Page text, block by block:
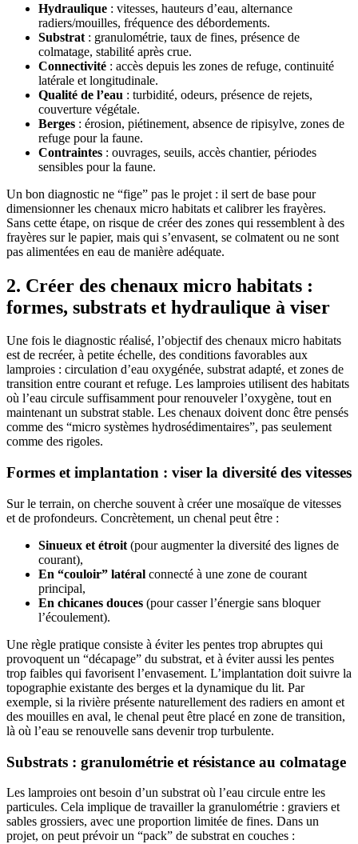
Hydraulique : vitesses, hauteurs d’eau, alternance
radiers/mouilles, fréquence des débordements.
Substrat : granulométrie, taux de fines, présence de
colmatage, stabilité après crue.
Connectivité : accès depuis les zones de refuge, continuité
latérale et longitudinale.
Qualité de l’eau : turbidité, odeurs, présence de rejets,
couverture végétale.
Berges : érosion, piétinement, absence de ripisylve, zones de
refuge pour la faune.
Contraintes : ouvrages, seuils, accès chantier, périodes
sensibles pour la faune.
Un bon diagnostic ne “fige” pas le projet : il sert de base pour
dimensionner les chenaux micro habitats et calibrer les frayères.
Sans cette étape, on risque de créer des zones qui ressemblent à des
frayères sur le papier, mais qui s’envasent, se colmatent ou ne sont
pas alimentées en eau de manière adéquate.
2. Créer des chenaux micro habitats :
formes, substrats et hydraulique à viser
Une fois le diagnostic réalisé, l’objectif des chenaux micro habitats
est de recréer, à petite échelle, des conditions favorables aux
lamproies : circulation d’eau oxygénée, substrat adapté, et zones de
transition entre courant et refuge. Les lamproies utilisent des habitats
où l’eau circule suffisamment pour renouveler l’oxygène, tout en
maintenant un substrat stable. Les chenaux doivent donc être pensés
comme des “micro systèmes hydrosédimentaires”, pas seulement
comme des rigoles.
Formes et implantation : viser la diversité des vitesses
Sur le terrain, on cherche souvent à créer une mosaïque de vitesses
et de profondeurs. Concrètement, un chenal peut être :
Sinueux et étroit (pour augmenter la diversité des lignes de
courant),
En “couloir” latéral connecté à une zone de courant
principal,
En chicanes douces (pour casser l’énergie sans bloquer
l’écoulement).
Une règle pratique consiste à éviter les pentes trop abruptes qui
provoquent un “décapage” du substrat, et à éviter aussi les pentes
trop faibles qui favorisent l’envasement. L’implantation doit suivre la
topographie existante des berges et la dynamique du lit. Par
exemple, si la rivière présente naturellement des radiers en amont et
des mouilles en aval, le chenal peut être placé en zone de transition,
là où l’eau se renouvelle sans devenir trop turbulente.
Substrats : granulométrie et résistance au colmatage
Les lamproies ont besoin d’un substrat où l’eau circule entre les
particules. Cela implique de travailler la granulométrie : graviers et
sables grossiers, avec une proportion limitée de fines. Dans un
projet, on peut prévoir un “pack” de substrat en couches :